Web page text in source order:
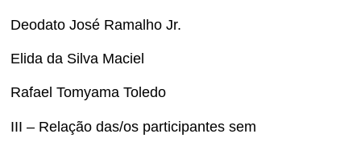
Deodato José Ramalho Jr.
Elida da Silva Maciel
Rafael Tomyama Toledo
III – Relação das/os participantes sem